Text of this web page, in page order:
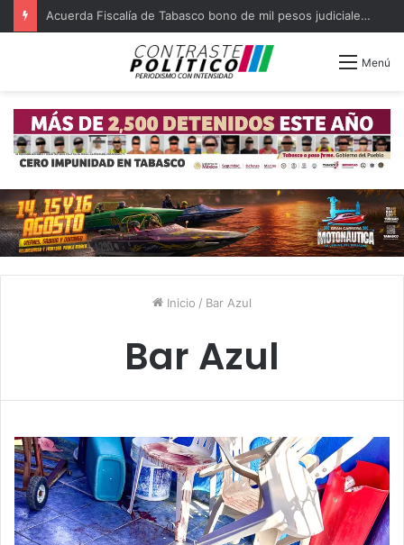
Acuerda Fiscalía de Tabasco bono de mil pesos judiciales quejosos
Menú
Inicio / Bar Azul
Bar Azul